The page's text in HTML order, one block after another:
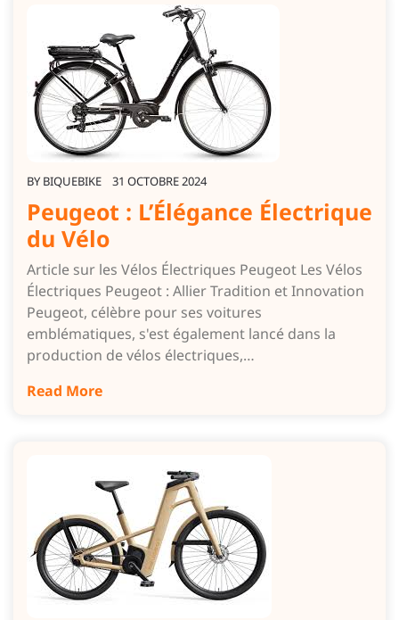
BY BIQUEBIKE 31 OCTOBRE 2024
Peugeot : L’Élégance Électrique
du Vélo
Article sur les Vélos Électriques Peugeot Les Vélos
Électriques Peugeot : Allier Tradition et Innovation
Peugeot, célèbre pour ses voitures
emblématiques, s'est également lancé dans la
production de vélos électriques,…
Read More